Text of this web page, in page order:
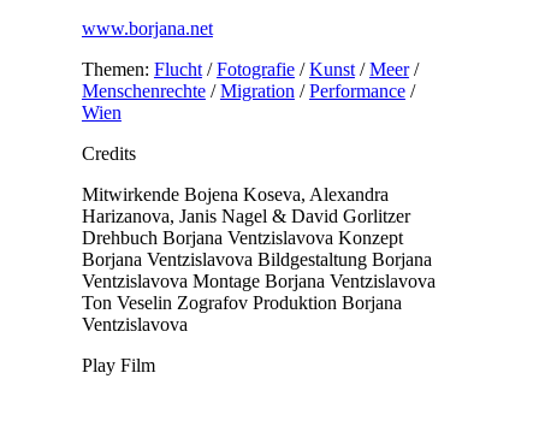
www.borjana.net
Themen: Flucht/Fotografie/Kunst/Meer/
Menschenrechte/Migration /Performance/
Wien
Credits
Mitwirkende Bojena Koseva, Alexandra
Harizanova, Janis Nagel & David Gorlitzer
Drehbuch Borjana Ventzislavova Konzept
Borjana Ventzislavova Bildgestaltung Borjana
Ventzislavova Montage Borjana Ventzislavova
Ton Veselin Zografov Produktion Borjana
Ventzislavova
Play Film